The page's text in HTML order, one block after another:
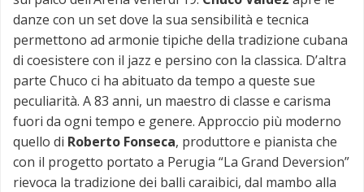
danze con un set dove la sua sensibilità e tecnica
permettono ad armonie tipiche della tradizione cubana
di coesistere con il jazz e persino con la classica. D’altra
parte Chuco ci ha abituato da tempo a queste sue
peculiarità. A 83 anni, un maestro di classe e carisma
fuori da ogni tempo e genere. Approccio più moderno
quello di Roberto Fonseca, produttore e pianista che
con il progetto portato a Perugia “La Grand Deversion”
rievoca la tradizione dei balli caraibici, dal mambo alla